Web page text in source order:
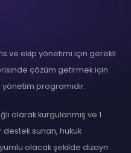
ve ekip yönetimi için gerekli
çözüm getirmek için
programıdır.
olarak kurgulanmış ve 1
destek sunan, hukuk
olacak şekilde dizayn